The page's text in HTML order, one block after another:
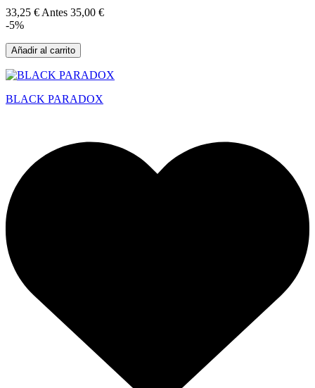
33,25 € Antes 35,00 €
-5%
Añadir al carrito
BLACK PARADOX